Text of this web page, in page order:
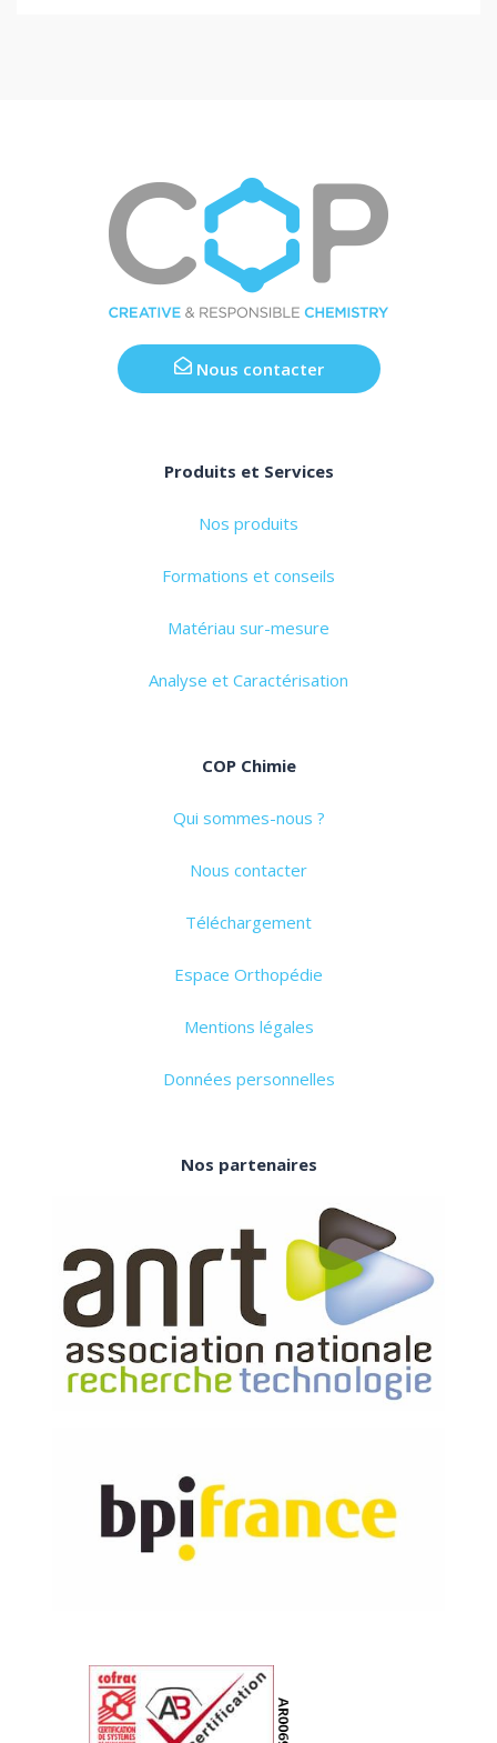
Nous contacter
Produits et Services
Nos produits
Formations et conseils
Matériau sur-mesure
Analyse et Caractérisation
COP Chimie
Qui sommes-nous ?
Nous contacter
Téléchargement
Espace Orthopédie
Mentions légales
Données personnelles
Nos partenaires